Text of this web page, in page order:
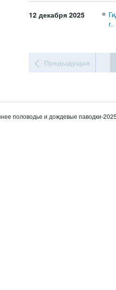
12 декабря 2025
г.
Предыдущая
половодье и дождевые паводки-